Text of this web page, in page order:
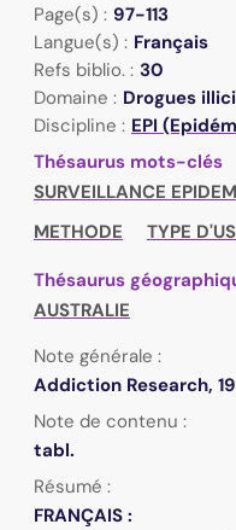
Page(s) : 97-113
Langue(s) : Français
Refs biblio. : 30
Domaine : Drogues
Discipline : EPI
Thésaurus mots-clés
SURVEILLANCE
METHODE
TYPE
Thésaurus
AUSTRALIE
Note générale :
Addiction Research,
Note de contenu :
tabl.
Résumé :
FRANÇAIS :